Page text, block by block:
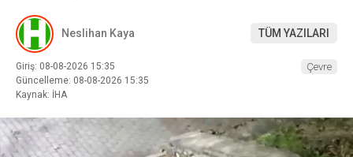
Neslihan Kaya TÜM YAZILARI
Giriş: 08-08-2026 15:35
Güncelleme: 08-08-2026 15:35
Kaynak: İHA
Çevre